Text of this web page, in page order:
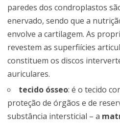
paredes dos condroplastos
enervado, sendo que a
envolve a cartilagem. As
revestem as superfiícies
constituem os discos
auriculares.
tecido ósseo: é o tecido
proteção de órgãos e de
substância intersticial – a